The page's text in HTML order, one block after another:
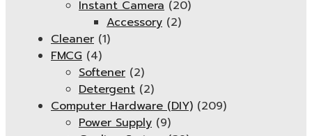
Instant Camera (20)
Accessory (2)
Cleaner (1)
FMCG (4)
Softener (2)
Detergent (2)
Computer Hardware (DIY) (209)
Power Supply (9)